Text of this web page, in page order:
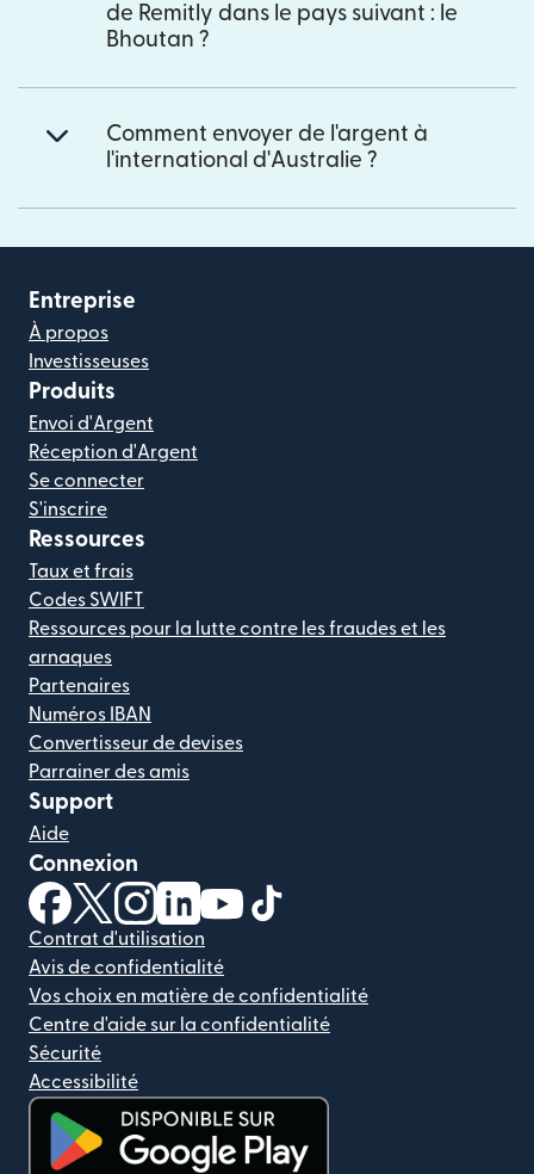
de Remitly dans le pays suivant : le
Bhoutan ?
Comment envoyer de l'argent à
l'international d'Australie ?
Entreprise
À propos
Investisseuses
Produits
Envoi d'Argent
Réception d'Argent
Se connecter
S'inscrire
Ressources
Taux et frais
Codes SWIFT
Ressources pour la lutte contre les fraudes et les
arnaques
Partenaires
Numéros IBAN
Convertisseur de devises
Parrainer des amis
Support
Aide
Connexion
(s'ouvre dans une nouvelle fenêtre)
(s'ouvre dans une nouvelle fenêtre)
(s'ouvre dans une nouvelle fenêtre)
(s'ouvre dans une nouvelle fenêtre)
(s'ouvre dans une nouvelle
Contrat d'utilisation
Avis de confidentialité
Vos choix en matière de confidentialité
Centre d'aide sur la confidentialité
Sécurité
Accessibilité